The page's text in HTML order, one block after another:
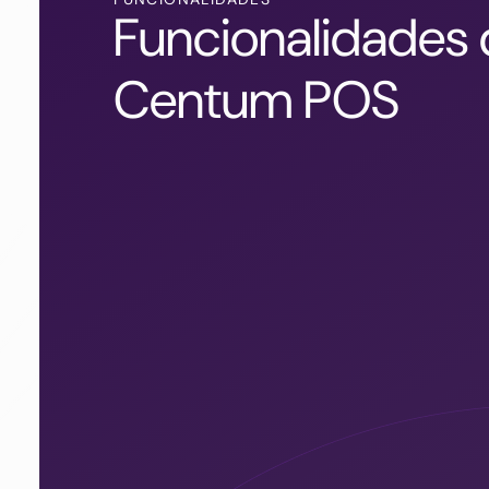
Funcionalidades
Centum POS